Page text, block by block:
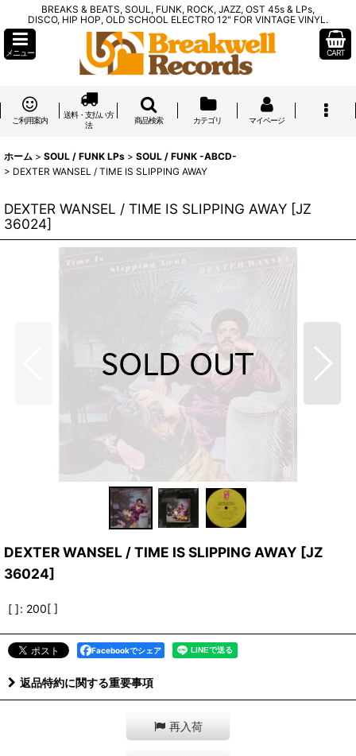
BREAKS & BEATS, SOUL, FUNK, ROCK, JAZZ, OST 45s & LPs,
DISCO, HIP HOP, OLD SCHOOL ELECTRO 12" FOR VINTAGE VINYL.
メニュー CART
ご利用案内
送料・支払い方
法
商品検索 カテゴリ マイページ
ホーム > SOUL / FUNK LPs > SOUL / FUNK -ABCD-
> DEXTER WANSEL / TIME IS SLIPPING AWAY
DEXTER WANSEL / TIME IS SLIPPING AWAY [JZ
36024]
DEXTER WANSEL / TIME IS SLIPPING AWAY [JZ
36024]
[ ]: 200[ ]
Facebookでシェア
返品特約に関する重要事項
再入荷